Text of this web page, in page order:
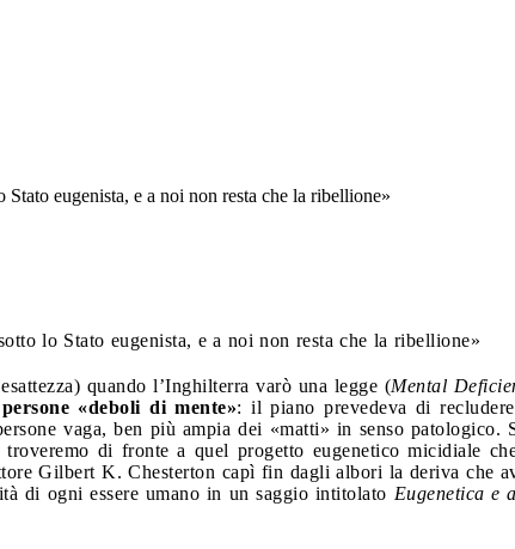
eugenista, e a noi non resta che la ribellione»
lo Stato eugenista, e a noi non resta che la ribellione»
quando l’Inghilterra varò una legge (Mental
«deboli di mente»: il piano prevedeva di
vaga, ben più ampia dei «matti» in senso patologico.
di fronte a quel progetto eugenetico micidiale
Gilbert K. Chesterton capì fin dagli albori la deriva che
di ogni essere umano in un saggio intitolato Eugenetica e